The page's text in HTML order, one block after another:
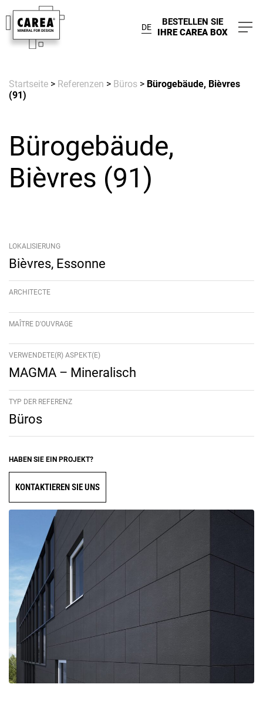
DE
BESTELLEN SIE
IHRE CAREA BOX
Startseite > Referenzen > Büros > Bürogebäude, Bièvres
(91)
Bürogebäude,
Bièvres (91)
LOKALISIERUNG
Bièvres, Essonne
ARCHITECTE
MAÎTRE D'OUVRAGE
VERWENDETE(R) ASPEKT(E)
MAGMA – Mineralisch
TYP DER REFERENZ
Büros
HABEN SIE EIN PROJEKT?
KONTAKTIEREN SIE UNS